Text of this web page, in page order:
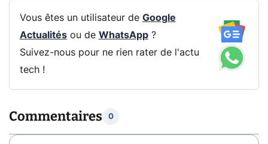
Vous êtes un utilisateur de Google
Actualitésou de WhatsApp?
Suivez-nous pour ne rien rater de l'actu
tech !
Commentaires 0